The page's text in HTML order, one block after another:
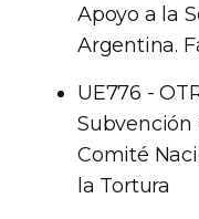
Apoyo a la
Argentina.
UE776 -
Subvención
Comité
la Tortura